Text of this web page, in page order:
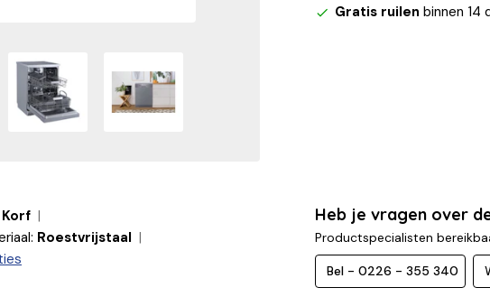
Gratis ruilen binnen 14
Korf
Roestvrijstaal
Heb je vragen over
Productspecialisten
Bel - 0226 - 355 340